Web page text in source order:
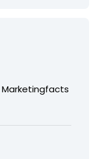
Marketingfacts